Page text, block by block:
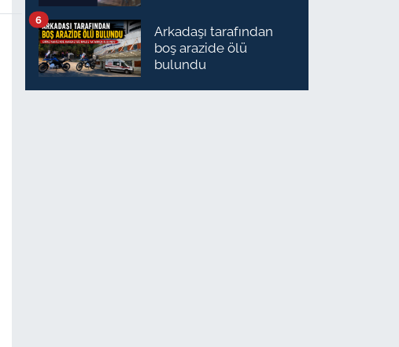
Arkadaşı tarafından
boş arazide ölü
bulundu
6